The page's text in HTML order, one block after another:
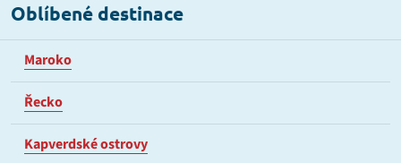
Oblíbené destinace
Maroko
Řecko
Kapverdské ostrovy